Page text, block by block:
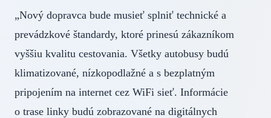
„Nový dopravca bude musieť splniť technické a
prevádzkové štandardy, ktoré prinesú zákazníkom
vyššiu kvalitu cestovania. Všetky autobusy budú
klimatizované, nízkopodlažné a s bezplatným
pripojením na internet cez WiFi sieť. Informácie
o trase linky budú zobrazované na digitálnych